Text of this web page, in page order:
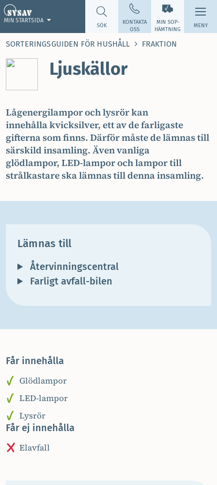
MIN SOP­
HÄMTNING
SÖK
KONTAKTA
OSS
MENY
MIN STARTSIDA
SORTERINGSGUIDEN FÖR HUSHÅLL FRAKTION
Ljuskällor
Lågenergilampor och lysrör kan
innehålla kvicksilver, ett av de farligaste
gifterna som finns. Därför måste de lämnas till
särskild insamling. Även vanliga
glödlampor, LED-lampor och lampor till
strålkastare ska lämnas till denna insamling.
Lämnas till
Återvinningscentral
Farligt avfall-bilen
Får innehålla
Glödlampor
LED-lampor
Lysrör
Får ej innehålla
Elavfall